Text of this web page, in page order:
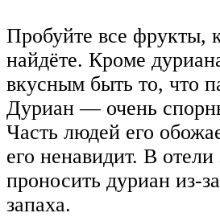
Пробуйте все фрукты,
найдёте. Кроме
вкусным быть то, что
Дуриан — очень
Часть людей его
его ненавидит. В
проносить дуриан из-
запаха.